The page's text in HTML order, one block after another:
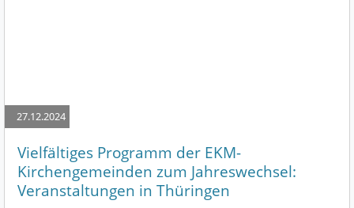
27.12.2024
Vielfältiges Programm der EKM-
Kirchengemeinden zum Jahreswechsel:
Veranstaltungen in Thüringen